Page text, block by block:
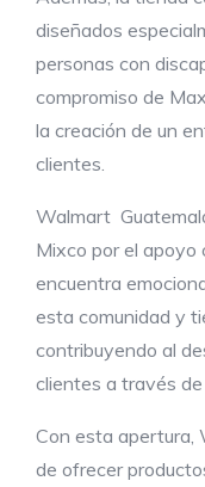
diseñados
personas con
compromiso de
la creación de un
clientes.
Walmart
Mixco por el apoyo
encuentra
esta comunidad y
contribuyendo al
clientes a través
Con esta apertura,
de ofrecer